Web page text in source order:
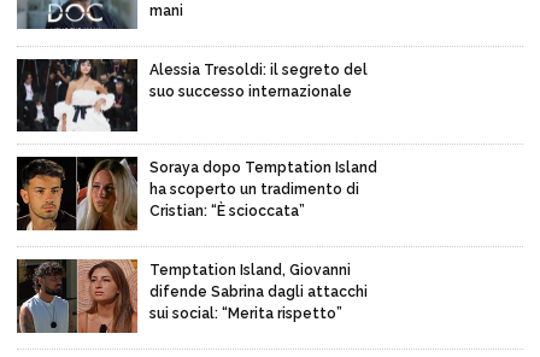
mani
Alessia Tresoldi: il segreto del
suo successo internazionale
Soraya dopo Temptation Island
ha scoperto un tradimento di
Cristian: “È scioccata”
Temptation Island, Giovanni
difende Sabrina dagli attacchi
sui social: “Merita rispetto”